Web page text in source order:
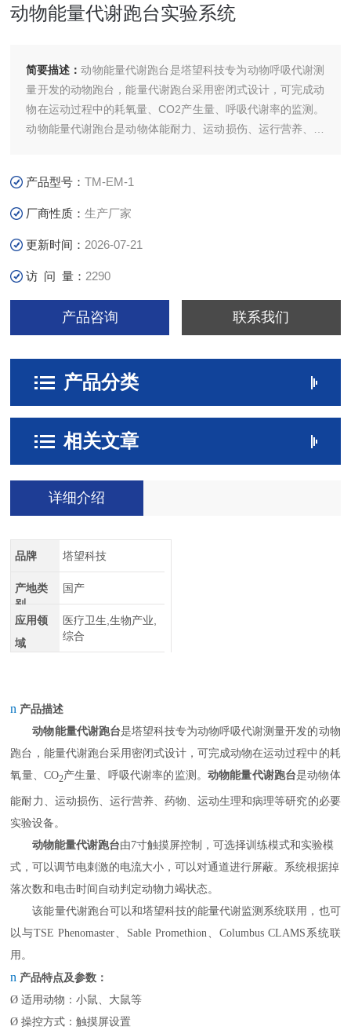
动物能量代谢跑台实验系统
简要描述：动物能量代谢跑台是塔望科技专为动物呼吸代谢测
量开发的动物跑台，能量代谢跑台采用密闭式设计，可完成动
物在运动过程中的耗氧量、CO2产生量、呼吸代谢率的监测。
动物能量代谢跑台是动物体能耐力、运动损伤、运行营养、药
电刺激的电流大小，可以对通道进行屏蔽。系统根据掉落次数
和电击时间自动判定动物力竭状态
产品型号：TM-EM-1
厂商性质：生产厂家
更新时间： 2026-07-21
访 问 量： 2290
产品咨询 联系我们
产品分类
相关文章
详细介绍
品牌 塔望科技
产地类
别
国产
应用领
域
医疗卫生,生物产业,
综合
n 产品描述
动物能量代谢跑台是塔望科技专为动物呼吸代谢测量开发的动物
跑台，能量代谢跑台采用密闭式设计，可完成动物在运动过程中的耗
氧量、 CO2产生量、呼吸代谢率的监测。 动物能量代谢跑台是动物体
能耐力 运动损伤、 运行营养、药物 、运动生理和病理等研究的必要
实验设备。
动物能量代谢跑台由7寸触摸屏控制，可选择训练模式和实验模
式 ，可以调节电刺激的电流大小，可以对通道进行屏蔽。
系统根据掉
落次数和电击时间自动判定动物力竭状态。
该能量代谢跑台可以和塔望科技的能量代谢监测系统联用，也可
以与TSE Phenomaster、Sable Promethion、Columbus CLAMS系统联
用。
n 产品特点及参数：
Ø适用动物：小鼠、大鼠等
Ø操控方式：触摸屏设置